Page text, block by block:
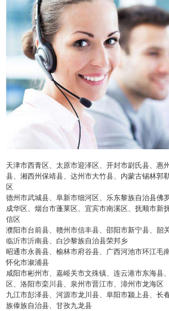
天津市西青区、太原市迎泽区、开封市尉氏县、惠
县、湘西州保靖县、达州市大竹县、内蒙古锡林郭
区
德州市武城县、阜新市细河区、乐东黎族自治县佛
成华区、烟台市蓬莱区、宜宾市南溪区、抚顺市新
信区
濮阳市台前县、赣州市信丰县、邵阳市新宁县、韶
临沂市沂南县、白沙黎族自治县荣邦乡
昭通市永善县、榆林市府谷县、广西河池市环江毛
怀化市溆浦县
咸阳市彬州市、嘉峪关市文殊镇、连云港市东海县
区、洛阳市栾川县、泉州市晋江市、漳州市龙海区
九江市彭泽县、河源市龙川县、阜阳市颍上县、长
族傣族自治县、甘孜九龙县